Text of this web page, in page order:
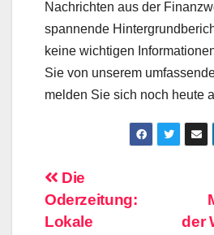
Nachrichten aus der
spannende
keine wichtigen
Sie von unserem
melden Sie sich noch heute
der
Die
Oderzeitung:
Lokale